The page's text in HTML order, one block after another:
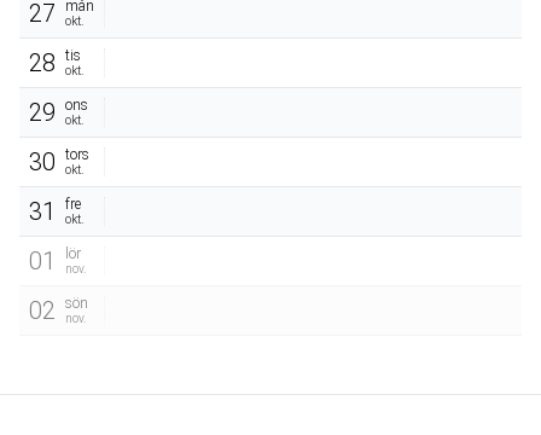
27
mån
okt.
28 tis
okt.
29 ons
okt.
30 tors
okt.
31 fre
okt.
01 lör
nov.
02 sön
nov.